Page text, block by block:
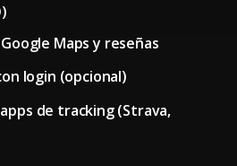
Maps y reseñas
login (opcional)
de tracking (Strava,